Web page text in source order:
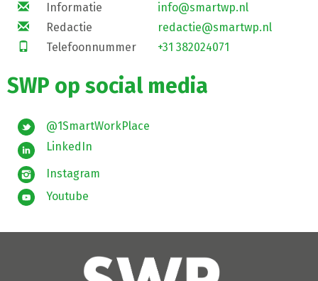
Informatie
info@smartwp.nl
Redactie
redactie@smartwp.nl
Telefoonnummer
+31 382024071
SWP op social media
@1SmartWorkPlace
LinkedIn
Instagram
Youtube